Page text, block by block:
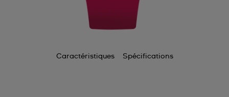
Caractéristiques Spécifications